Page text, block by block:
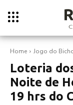
Home Jogo do
Loteria
Noite de
19 hrs do